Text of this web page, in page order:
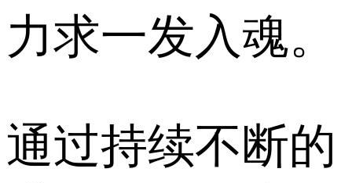
力求一发入魂。
通过持续不断的